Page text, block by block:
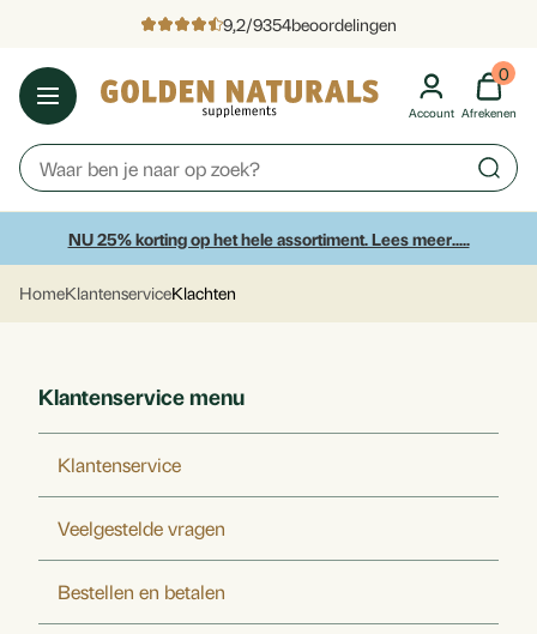
9,2/9354beoordelingen
Account
0
Afrekenen
NU 25% korting op het hele assortiment. Lees meer.....
HomeKlantenserviceKlachten
Direct naar de
Klantenservice menu
Klantenservice
Veelgestelde vragen
Bestellen en betalen